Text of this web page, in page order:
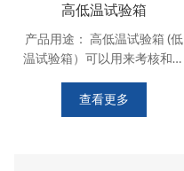
高低温试验箱
产品用途： 高低温试验箱 (低
温试验箱）可以用来考核和确
料等产品，在高低温环境条件
下贮存和使用的适应性，适用
查看更多